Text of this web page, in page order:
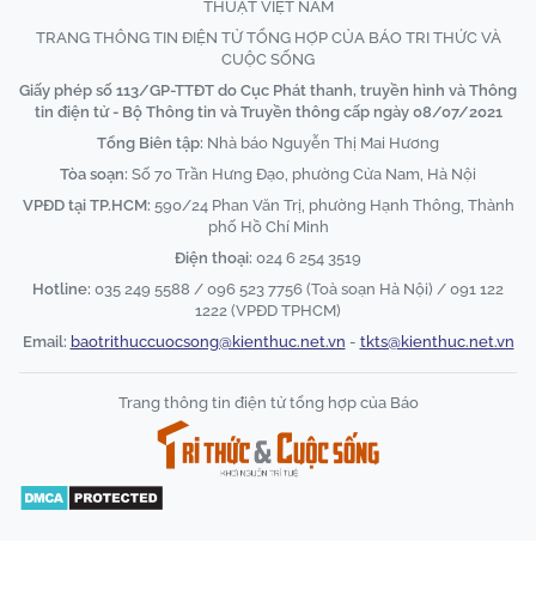
THUẬT VIỆT NAM
TRANG THÔNG TIN ĐIỆN TỬ TỔNG HỢP CỦA BÁO TRI THỨC VÀ
CUỘC SỐNG
Giấy phép số 113/GP-TTĐT do Cục Phát thanh, truyền hình và Thông
tin điện tử - Bộ Thông tin và Truyền thông cấp ngày 08/07/2021
Tổng Biên tập: Nhà báo Nguyễn Thị Mai Hương
Tòa soạn: Số 70 Trần Hưng Đạo, phường Cửa Nam, Hà Nội
VPĐD tại TP.HCM: 590/24 Phan Văn Trị, phường Hạnh Thông, Thành
phố Hồ Chí Minh
Điện thoại: 024 6 254 3519
Hotline: 035 249 5588 / 096 523 7756 (Toà soạn Hà Nội) / 091 122
1222 (VPĐD TPHCM)
Email: baotrithuccuocsong@kienthuc.net.vn - tkts@kienthuc.net.vn
Trang thông tin điện tử tổng hợp của Báo